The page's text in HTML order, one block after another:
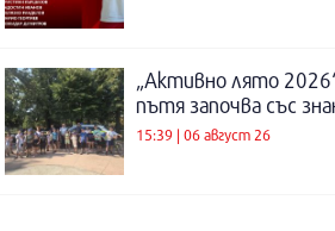
„Активно лято
пътя започва със
15:39 | 06 август 26